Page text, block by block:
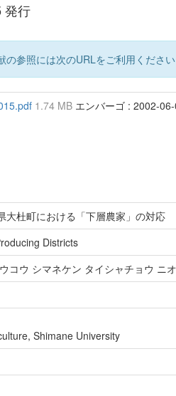
発行
の参照には次のURLをご利用くださ
1.74 MB エンバーゴ : 2002-
大杜町における「下層農家」の対応
Districts
コウ シマネケン タイシャチョウ ニ
Shimane University